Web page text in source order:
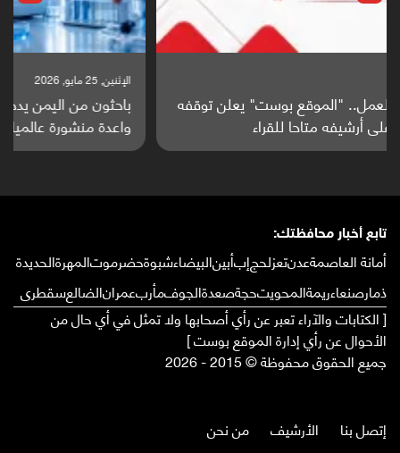
باحثون من اليمن يدخلون سباق أبحاث ألزهايمر بدراسة
واعدة منشورة عالميا (ترجمة)
تابع أخبار محافظتك:
أمانة العاصمةعدنتعزلحجإبأبينالبيضاءشبوةحضرموتالمهرةالحديدة
ذمارصنعاءريمةالمحويتحجةصعدةالجوفمأربعمرانالضالعسقطرى
[ الكتابات والآراء تعبر عن رأي أصحابها ولا تمثل في أي حال من
الأحوال عن رأي إدارة الموقع بوست ]
جميع الحقوق محفوظة © 2015 - 2026
إتصل بنا الأرشيف من نحن